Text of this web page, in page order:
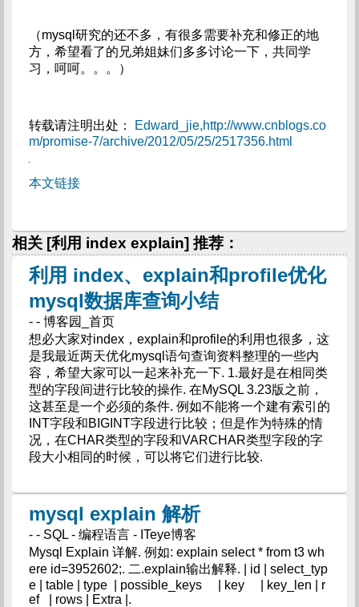
（mysql研究的还不多，有很多需要补充和修正的地
方，希望看了的兄弟姐妹们多多讨论一下，共同学
习，呵呵。。。）
转载请注明出处：
Edward_jie,http://www.cnblogs.co
m/promise-7/archive/2012/05/25/2517356.html
本文链接
相关 [利用 index explain] 推荐：
利用 index、explain和profile优化
mysql数据库查询小结
- - 博客园_首页
想必大家对index，explain和profile的利用也很多，这
是我最近两天优化mysql语句查询资料整理的一些内
容，希望大家可以一起来补充一下. 1.最好是在相同类
型的字段间进行比较的操作. 在MySQL 3.23版之前，
这甚至是一个必须的条件. 例如不能将一个建有索引的
INT字段和BIGINT字段进行比较；但是作为特殊的情
况，在CHAR类型的字段和VARCHAR类型字段的字
段大小相同的时候，可以将它们进行比较.
mysql explain 解析
- - SQL - 编程语言 - ITeye博客
Mysql Explain 详解. 例如: explain select * from t3 wh
ere id=3952602;. 二.explain输出解释. | id | select_typ
e | table | type | possible_keys | key | key_len | r
ef | rows | Extra |.